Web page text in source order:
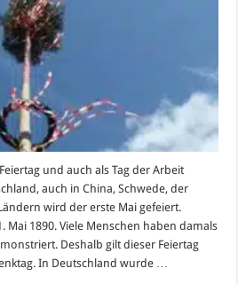
und
Ursprung
und auch als Tag der Arbeit
auch in China, Schwede, der
wird der erste Mai gefeiert.
Mai 1890. Viele Menschen haben damals
Deshalb gilt dieser Feiertag
In Deutschland wurde …